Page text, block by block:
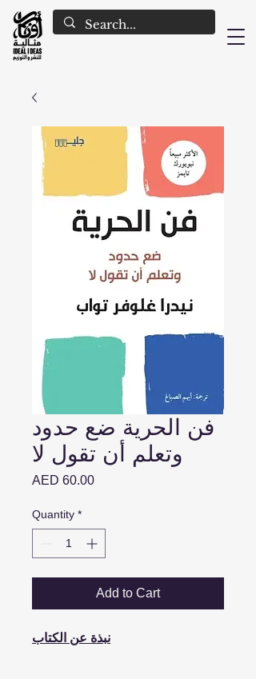
فن الحرية ضع حدود
وتعلم أن تقول لا
AED 60.00Price
Quantity *
Add to Cart
نبذة عن الكتاب